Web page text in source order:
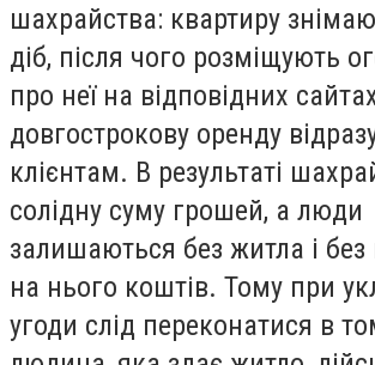
шахрайства: квартиру
діб, після чого розміщують
про неї на відповідних
довгострокову оренду
клієнтам. В результаті
солідну суму грошей, а люди
залишаються без житла і без
на нього коштів. Тому при
угоди слід переконатися в